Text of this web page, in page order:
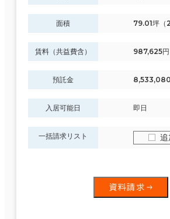
面積 79.01坪（
賃料（共益費含） 987,625
預託金
入居可能日 即日
一括請求リスト 追
資料請求